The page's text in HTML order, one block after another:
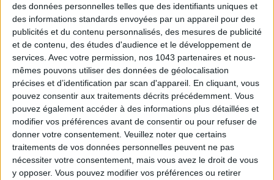
des données personnelles telles que des identifiants uniques et
des informations standards envoyées par un appareil pour des
publicités et du contenu personnalisés, des mesures de publicité
et de contenu, des études d'audience et le développement de
services. Avec votre permission, nos 1043 partenaires et nous-
mêmes pouvons utiliser des données de géolocalisation
précises et d’identification par scan d'appareil. En cliquant, vous
pouvez consentir aux traitements décrits précédemment. Vous
pouvez également accéder à des informations plus détaillées et
modifier vos préférences avant de consentir ou pour refuser de
donner votre consentement. Veuillez noter que certains
traitements de vos données personnelles peuvent ne pas
nécessiter votre consentement, mais vous avez le droit de vous
y opposer. Vous pouvez modifier vos préférences ou retirer
LES MEILLEURS HÔTELS POUR UN WEEK-END SPA ET GASTRONOMIE
5 BONS ROMANS EN FORMAT POCHE À DÉVORER CET ÉTÉ